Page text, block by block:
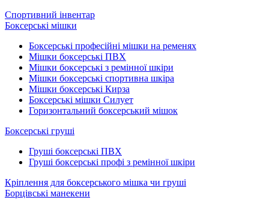
Спортивний інвентар
Боксерські мішки
Боксерські професійні мішки на ременях
Мішки боксерські ПВХ
Мішки боксерські з ремінної шкіри
Мішки боксерські спортивна шкіра
Мішки боксерські Кирза
Боксерські мішки Силует
Горизонтальний боксерський мішок
Боксерські груші
Груші боксерські ПВХ
Груші боксерські профі з ремінної шкіри
Кріплення для боксерського мішка чи груші
Борцівські манекени